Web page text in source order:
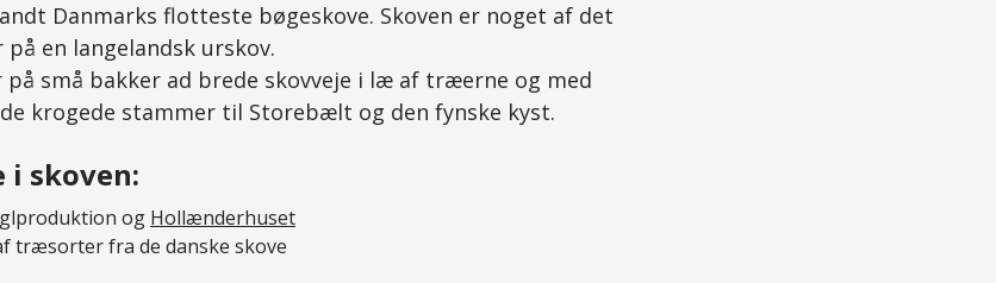
Danmarks flotteste bøgeskove. Skoven er noget af det
en langelandsk urskov.
på små bakker ad brede skovveje i læ af træerne og med
krogede stammer til Storebælt og den fynske kyst.
i skoven:
og Hollænderhuset
træsorter fra de danske skove